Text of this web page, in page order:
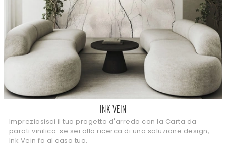
INK VEIN
Impreziosisci il tuo progetto d'arredo con la Carta da
parati vinilica: se sei alla ricerca di una soluzione design,
Ink Vein fa al caso tuo.